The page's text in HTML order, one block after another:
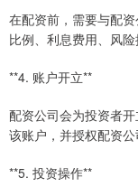
在配资前，需要与配
比例、利息费用、风险
**4. 账户开立**
配资公司会为投资者
该账户，并授权配资公
**5. 投资操作**